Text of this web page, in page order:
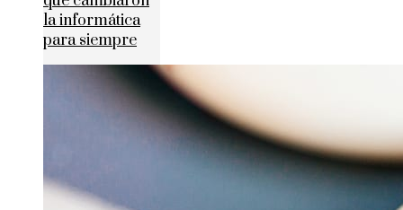
la informática
para siempre